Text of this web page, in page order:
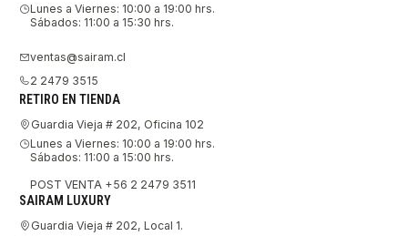
Lunes a Viernes: 10:00 a 19:00 hrs.
Sábados: 11:00 a 15:30 hrs.
ventas@sairam.cl
2 2479 3515
RETIRO EN TIENDA
Guardia Vieja # 202, Oficina 102
Lunes a Viernes: 10:00 a 19:00 hrs.
Sábados: 11:00 a 15:00 hrs.
POST VENTA +56 2 2479 3511
SAIRAM LUXURY
Guardia Vieja # 202, Local 1.